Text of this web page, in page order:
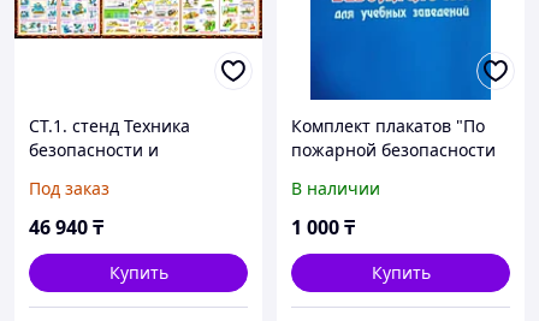
СТ.1. стенд Техника
безопасности и
120х240 см
Под заказ
46 940₸
Купить
Комплект плакатов "По
пожарной безопасности
4 листа
В наличии
1 000₸
Купить